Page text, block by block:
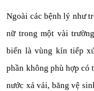
Ngoài các bệnh lý như
nữ trong một vài
biến là vùng kín tiếp
phần không phù hợp có
nước xả vải, băng vệ